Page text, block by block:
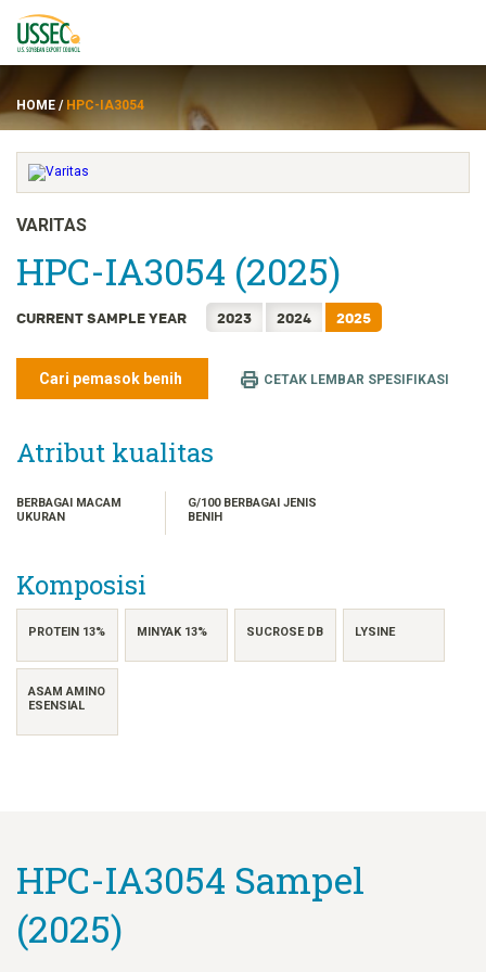
Pemasok
Tentang
Sumber daya
ENGLISH
日本語
简体中文
HOME / HPC-IA3054
VARITAS
HPC-IA3054 (2025)
CURRENT SAMPLE YEAR 2023 2024 2025
Cari pemasok benih CETAK LEMBAR SPESIFIKASI
Atribut kualitas
BERBAGAI MACAM
UKURAN
G/100 BERBAGAI JENIS
BENIH
Komposisi
PROTEIN 13% MINYAK 13% SUCROSE DB LYSINE
ASAM AMINO
ESENSIAL
HPC-IA3054 Sampel
(2025)